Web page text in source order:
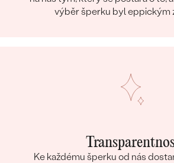
výběr šperku byl eppickým
Ke každému šperku od nás